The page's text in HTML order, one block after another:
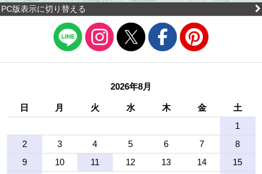
PC版表示に切り替える
2026年8月
日 月 火 水 木 金
土
1
2
3 4 5 6 7
8
9
10 11 12 13 14
15